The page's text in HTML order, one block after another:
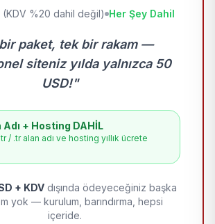
(KDV %20 dahil değil) Her Şey Dahil
paket, tek bir rakam —
siteniz yılda yalnızca 50
USD!"
Adı + Hosting DAHİL
/ .tr alan adı ve hosting yıllık ücrete
+ KDV dışında ödeyeceğiniz başka
yok — kurulum, barındırma, hepsi
içeride.